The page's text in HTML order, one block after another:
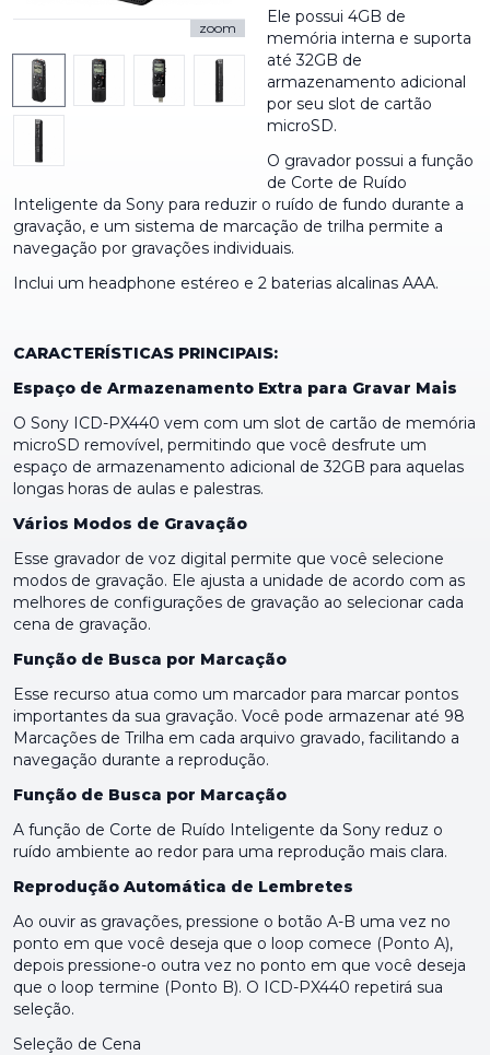
zoom
Ele possui 4GB de
memória interna e suporta
até 32GB de
armazenamento adicional
por seu slot de cartão
microSD.
O gravador possui a função
de Corte de Ruído
Inteligente da Sony para reduzir o ruído de fundo durante a
gravação, e um sistema de marcação de trilha permite a
navegação por gravações individuais.
Inclui um headphone estéreo e 2 baterias alcalinas AAA.
CARACTERÍSTICAS PRINCIPAIS:
Espaço de Armazenamento Extra para Gravar Mais
O Sony ICD-PX440 vem com um slot de cartão de memória
microSD removível, permitindo que você desfrute um
espaço de armazenamento adicional de 32GB para aquelas
longas horas de aulas e palestras.
Vários Modos de Gravação
Esse gravador de voz digital permite que você selecione
modos de gravação. Ele ajusta a unidade de acordo com as
melhores de configurações de gravação ao selecionar cada
cena de gravação.
Função de Busca por Marcação
Esse recurso atua como um marcador para marcar pontos
importantes da sua gravação. Você pode armazenar até 98
Marcações de Trilha em cada arquivo gravado, facilitando a
navegação durante a reprodução.
Função de Busca por Marcação
A função de Corte de Ruído Inteligente da Sony reduz o
ruído ambiente ao redor para uma reprodução mais clara.
Reprodução Automática de Lembretes
Ao ouvir as gravações, pressione o botão A-B uma vez no
ponto em que você deseja que o loop comece (Ponto A),
depois pressione-o outra vez no ponto em que você deseja
que o loop termine (Ponto B). O ICD-PX440 repetirá sua
seleção.
Seleção de Cena